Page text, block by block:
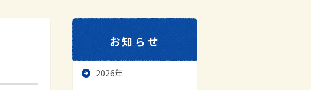
お知らせ
2026年